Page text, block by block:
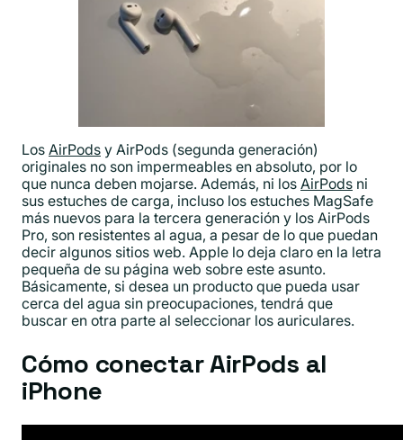
Los AirPods y AirPods (segunda generación)
originales no son impermeables en absoluto, por lo
que nunca deben mojarse. Además, ni los AirPods ni
sus estuches de carga, incluso los estuches MagSafe
más nuevos para la tercera generación y los AirPods
Pro, son resistentes al agua, a pesar de lo que puedan
decir algunos sitios web. Apple lo deja claro en la letra
pequeña de su página web sobre este asunto.
Básicamente, si desea un producto que pueda usar
cerca del agua sin preocupaciones, tendrá que
buscar en otra parte al seleccionar los auriculares.
Cómo conectar AirPods al
iPhone